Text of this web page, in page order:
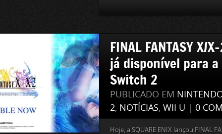
FINAL FANTASY X/
já disponível para
Switch 2
PUBLICADO EM
2, NOTÍCIAS, WII U 0
Hoje, a SQUARE ENIX lançou FINAL